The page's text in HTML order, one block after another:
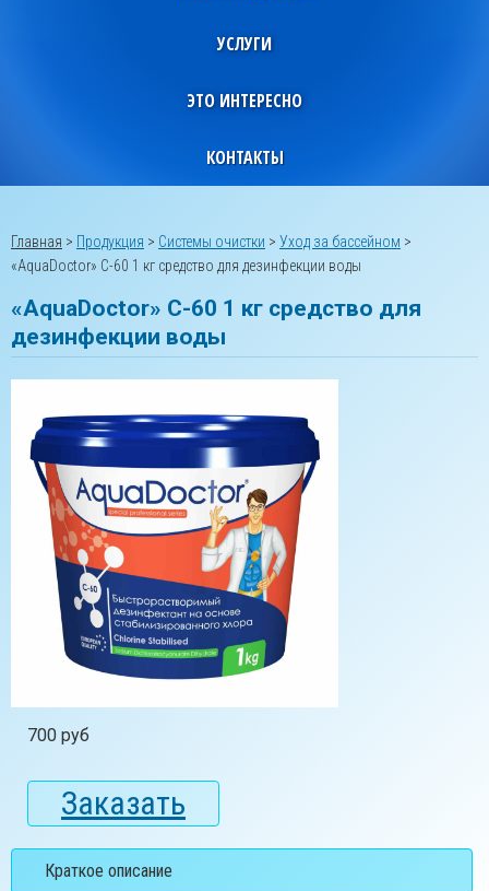
УСЛУГИ
ЭТО ИНТЕРЕСНО
КОНТАКТЫ
Главная > Продукция > Системы очистки > Уход за бассейном >
«AquaDoctor» C-60 1 кг средство для дезинфекции воды
«AquaDoctor» C-60 1 кг средство для
дезинфекции воды
700 руб
Заказать
Краткое описание